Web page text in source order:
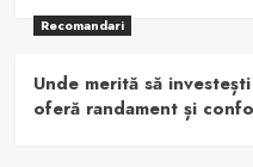
Recomandari
Unde merită să
oferă randament și